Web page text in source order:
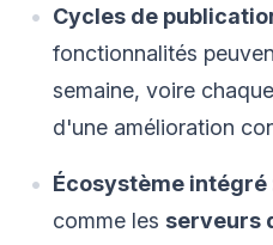
Cycles de
fonctionnalités
semaine, voire
d'une amélioration
Écosystème intégré
comme les serveurs